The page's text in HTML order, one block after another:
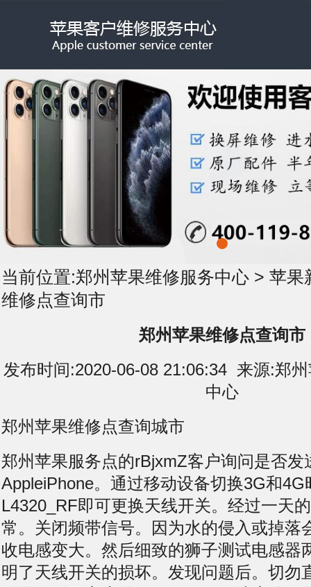
当前位置:郑州苹果维修服务中心 > 苹果
维修点查询市
郑州苹果维修点查询市
发布时间:2020-06-08 21:06:34 来源:郑
中心
郑州苹果维修点查询城市
郑州苹果服务点的rBjxmZ客户询问是否发
AppleiPhone。通过移动设备切换3G和
L4320_RF即可更换天线开关。经过一天
常。关闭频带信号。因为水的侵入或掉落
收电感变大。然后细致的狮子测试电感器
明了天线开关的损坏。发现问题后。切勿